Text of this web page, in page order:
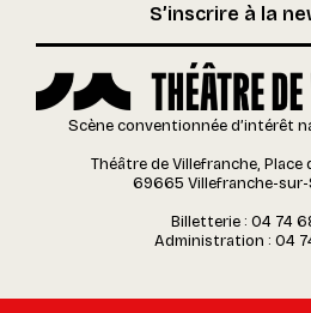
S’inscrire à la
Scène conventionnée d’intérêt
Théâtre de Villefranche, Place
69665 Villefranche-sur-
Billetterie : 04 74
Administration : 04